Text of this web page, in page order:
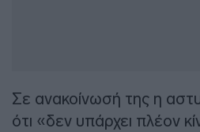
Σε ανακοίνωσή της η
ότι «δεν υπάρχει πλέον